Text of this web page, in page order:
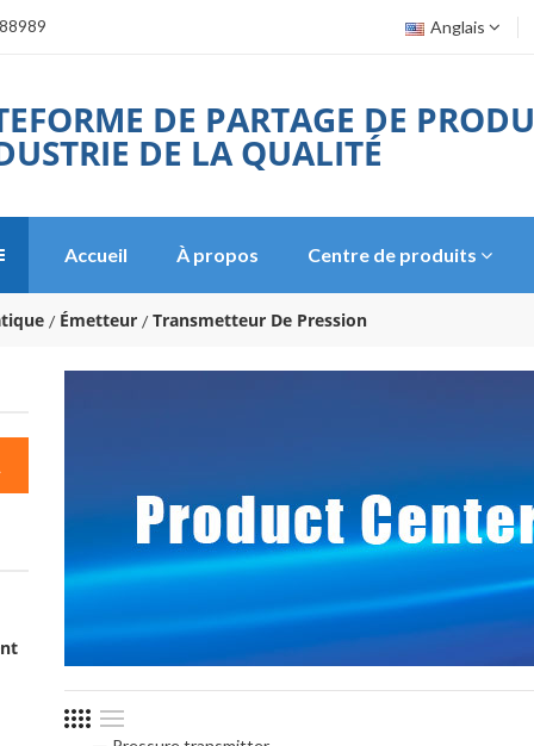
Anglais
DE PARTAGE DE
DE LA QUALITÉ
Accueil À propos Centre de produits
Émetteur Transmetteur De Pression